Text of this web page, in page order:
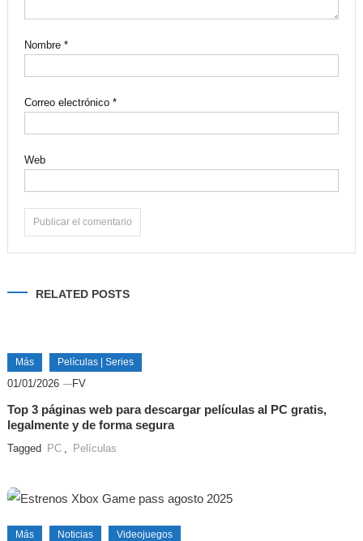
Nombre *
Correo electrónico *
Web
RELATED POSTS
Más Películas | Series
01/01/2026 FV
Top 3 páginas web para descargar películas al PC gratis,
legalmente y de forma segura
Tagged PC , Películas
Más Noticias Videojuegos